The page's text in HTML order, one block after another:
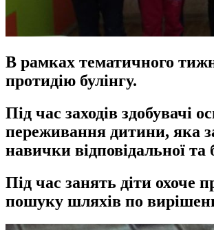
В рамках тематичного
протидію булінгу.
Під час заходів здобувачі
переживання дитини, яка
навички відповідальної
Під час занять діти охоче
пошуку шляхів по